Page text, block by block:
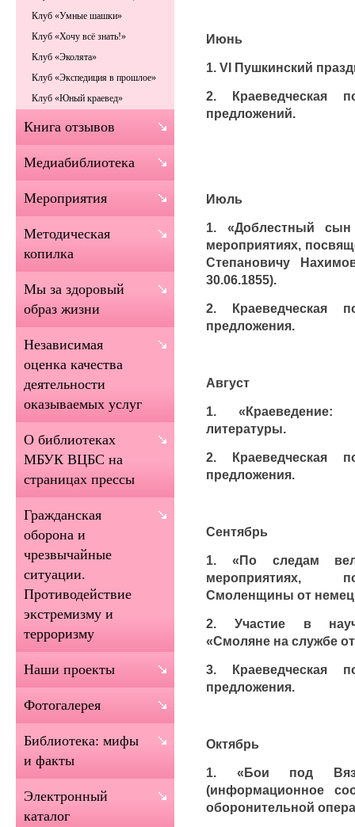
Июнь
1. VI Пушкинский
2. Краеведческая
предложений.
Июль
1. «Доблестный
мероприятиях,
Степановичу
30.06.1855).
2. Краеведческая
предложения.
Август
1. «Краеведение:
литературы.
2. Краеведческая
предложения.
Сентябрь
1. «По следам
мероприятиях,
Смоленщины от
2. Участие в
«Смоляне на службе
3. Краеведческая
предложения.
Октябрь
1. «Бои под
(информационное
оборонительной
Клуб «Умные шашки»
Клуб «Хочу всё знать!»
Клуб «Эколята»
Клуб «Экспедиция в прошлое»
Клуб «Юный краевед»
Книга отзывов
Медиабиблиотека
Мероприятия
Методическая
копилка
Мы за здоровый
образ жизни
Независимая
оценка качества
деятельности
оказываемых услуг
О библиотеках
МБУК ВЦБС на
страницах прессы
Гражданская
оборона и
чрезвычайные
ситуации.
Противодействие
экстремизму и
терроризму
Наши проекты
Фотогалерея
Библиотека: мифы
и факты
Электронный
каталог